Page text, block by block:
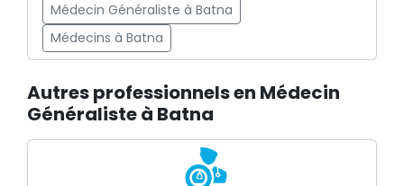
Médecin Généraliste à Batna
Médecins à Batna
Autres professionnels en Médecin
Généraliste à Batna